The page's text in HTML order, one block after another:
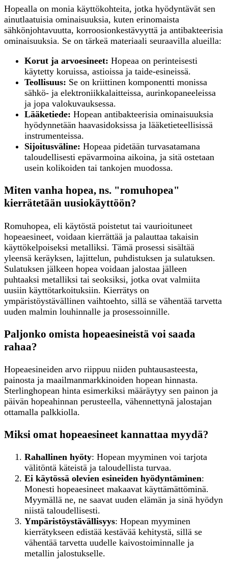
Hopealla on monia käyttökohteita, jotka hyödyntävät sen
ainutlaatuisia ominaisuuksia, kuten erinomaista
sähkönjohtavuutta, korroosionkestävyyttä ja antibakteerisia
ominaisuuksia. Se on tärkeä materiaali seuraavilla alueilla:
Korut ja arvoesineet: Hopeaa on perinteisesti
käytetty koruissa, astioissa ja taide-esineissä.
Teollisuus: Se on kriittinen komponentti monissa
sähkö- ja elektroniikkalaitteissa, aurinkopaneeleissa
ja jopa valokuvauksessa.
Lääketiede: Hopean antibakteerisia ominaisuuksia
hyödynnetään haavasidoksissa ja lääketieteellisissä
instrumenteissa.
Sijoitusväline: Hopeaa pidetään turvasatamana
taloudellisesti epävarmoina aikoina, ja sitä ostetaan
usein kolikoiden tai tankojen muodossa.
Miten vanha hopea, ns. "romuhopea"
kierrätetään uusiokäyttöön?
Romuhopea, eli käytöstä poistetut tai vaurioituneet
hopeaesineet, voidaan kierrättää ja palauttaa takaisin
käyttökelpoiseksi metalliksi. Tämä prosessi sisältää
yleensä keräyksen, lajittelun, puhdistuksen ja sulatuksen.
Sulatuksen jälkeen hopea voidaan jalostaa jälleen
puhtaaksi metalliksi tai seoksiksi, jotka ovat valmiita
uusiin käyttötarkoituksiin. Kierrätys on
ympäristöystävällinen vaihtoehto, sillä se vähentää tarvetta
uuden malmin louhinnalle ja prosessoinnille.
Paljonko omista hopeaesineistä voi saada
rahaa?
Hopeaesineiden arvo riippuu niiden puhtausasteesta,
painosta ja maailmanmarkkinoiden hopean hinnasta.
Sterlinghopean hinta esimerkiksi määräytyy sen painon ja
päivän hopeahinnan perusteella, vähennettynä jalostajan
ottamalla palkkiolla.
Miksi omat hopeaesineet kannattaa myydä?
Rahallinen hyöty: Hopean myyminen voi tarjota
välitöntä käteistä ja taloudellista turvaa.
Ei käytössä olevien esineiden hyödyntäminen:
Monesti hopeaesineet makaavat käyttämättöminä.
Myymällä ne, ne saavat uuden elämän ja sinä hyödyn
niistä taloudellisesti.
Ympäristöystävällisyys: Hopean myyminen
kierrätykseen edistää kestävää kehitystä, sillä se
vähentää tarvetta uudelle kaivostoiminnalle ja
metallin jalostukselle.